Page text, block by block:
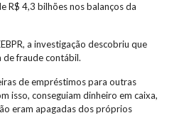
R$ 4,3 bilhões nos balanços da
a investigação descobriu que
de fraude contábil.
de empréstimos para outras
isso, conseguiam dinheiro em caixa,
eram apagadas dos próprios